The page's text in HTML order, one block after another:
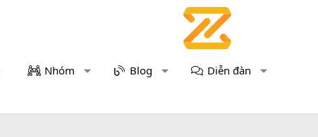
Nhóm Blog Diễn đàn